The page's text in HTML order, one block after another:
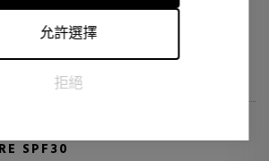
允許選擇
拒絕
SUPER SOIN SOLAIRE
SPF30